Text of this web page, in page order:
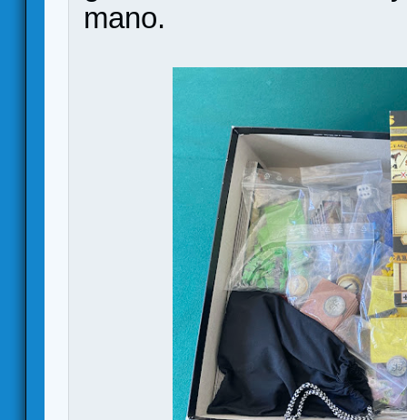
mano.